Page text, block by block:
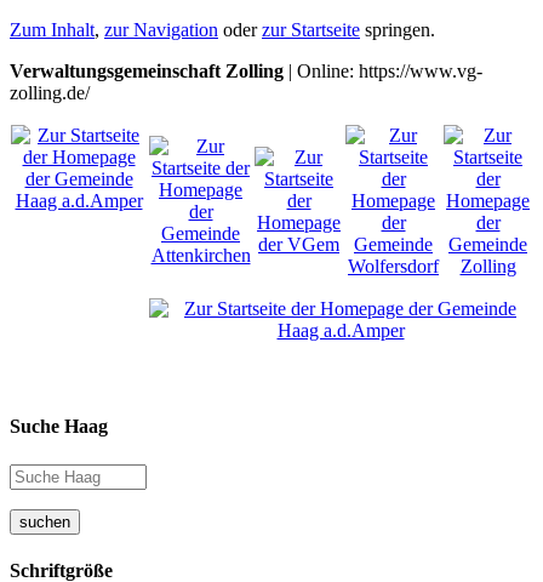
Zum Inhalt, zur Navigation oderzur Startseite springen.
Verwaltungsgemeinschaft Zolling | Online: https://www.vg-
zolling.de/
Suche Haag
suchen
Schriftgröße